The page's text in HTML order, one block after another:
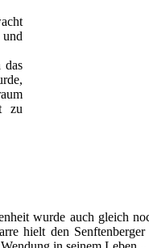
das
zu
wurde auch gleich
hielt den